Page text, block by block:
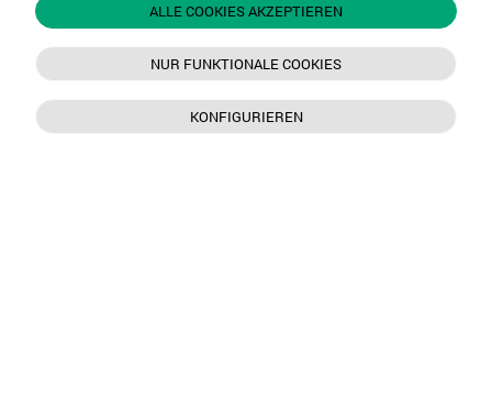
ALLE COOKIES AKZEPTIEREN
NUR FUNKTIONALE COOKIES
KONFIGURIEREN